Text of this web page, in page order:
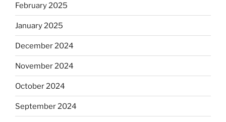
February 2025
January 2025
December 2024
November 2024
October 2024
September 2024